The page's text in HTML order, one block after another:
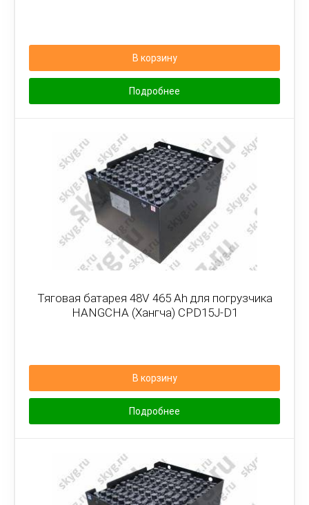
В корзину
Подробнее
Тяговая батарея 48V 465 Ah для погрузчика
HANGCHA (Хангча) CPD15J-D1
В корзину
Подробнее